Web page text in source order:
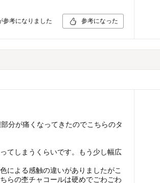
参考になりました 参考になった
分が痛くなってきたのでこちらのタ
てしまうくらいです。もう少し幅広
による感触の違いがありましたがこ
らの杢チャコールは硬めでごわごわ